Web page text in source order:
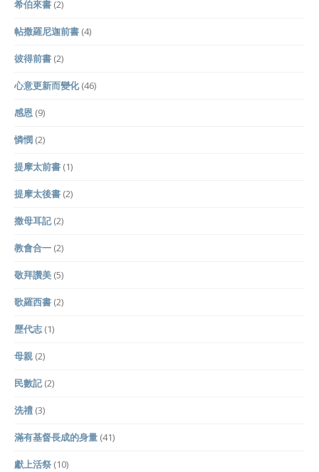
希伯來書 (2)
帖撒羅尼迦前書 (4)
彼得前書 (2)
心意更新而變化(46)
感恩 (9)
憐憫 (2)
提摩太前書 (1)
提摩太後書 (2)
撒母耳記(2)
教會合一 (2)
敬拜讚美 (5)
歌羅西書 (2)
歷代志 (1)
母親 (2)
民數記(2)
洗禮 (3)
滿有基督長成的身量 (41)
獻上活祭 (10)